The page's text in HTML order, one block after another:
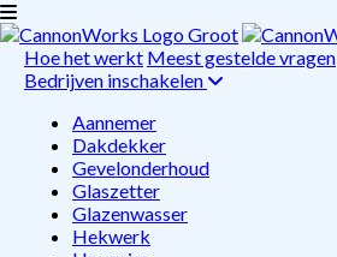
Hoe het werkt Meest gestelde vragen
Bedrijven inschakelen
Aannemer
Dakdekker
Gevelonderhoud
Glaszetter
Glazenwasser
Hekwerk